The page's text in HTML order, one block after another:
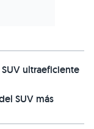
ultraeficiente
SUV más